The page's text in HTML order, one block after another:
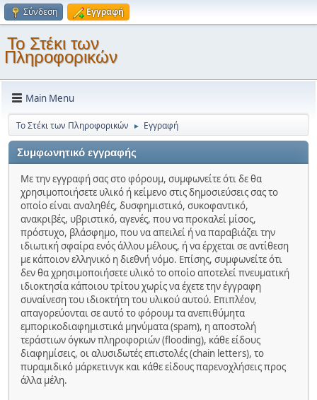
Σύνδεση Εγγραφή
Το Στέκι των
Πληροφορικών
Main Menu
Το Στέκι των Πληροφορικών ► Εγγραφή
Συμφωνητικό εγγραφής
Με την εγγραφή σας στο φόρουμ, συμφωνείτε ότι δε θα
χρησιμοποιήσετε υλικό ή κείμενο στις δημοσιεύσεις σας το
οποίο είναι αναληθές, δυσφημιστικό, συκοφαντικό,
ανακριβές, υβριστικό, αγενές, που να προκαλεί μίσος,
πρόστυχο, βλάσφημο, που να απειλεί ή να παραβιάζει την
ιδιωτική σφαίρα ενός άλλου μέλους, ή να έρχεται σε αντίθεση
με κάποιον ελληνικό η διεθνή νόμο. Επίσης, συμφωνείτε ότι
δεν θα χρησιμοποιήσετε υλικό το οποίο αποτελεί πνευματική
ιδιοκτησία κάποιου τρίτου χωρίς να έχετε την έγγραφη
συναίνεση του ιδιοκτήτη του υλικού αυτού. Επιπλέον,
απαγορεύονται σε αυτό το φόρουμ τα ανεπιθύμητα
εμπορικοδιαφημιστικά μηνύματα (spam), η αποστολή
τεράστιων όγκων πληροφοριών (flooding), κάθε είδους
διαφημίσεις, οι αλυσιδωτές επιστολές (chain letters), το
πυραμιδικό μάρκετινγκ και κάθε είδους παρενοχλήσεις προς
άλλα μέλη.